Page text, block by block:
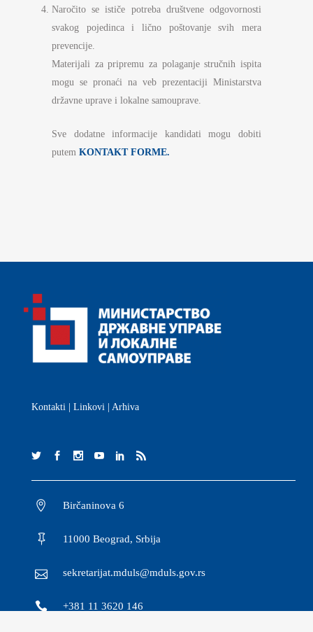
Naročito se ističe potreba društvene odgovornosti
svakog pojedinca i lično poštovanje svih mera
prevencije.
Materijali za pripremu za polaganje stručnih ispita
mogu se pronaći na veb prezentaciji Ministarstva
državne uprave i lokalne samouprave.
Sve dodatne informacije kandidati mogu dobiti
putem KONTAKT FORME.
Kontakti Linkovi Arhiva
Birčaninova 6
11000 Beograd, Srbija
sekretarijat.mduls@mduls.gov.rs
+381 11 3620 146